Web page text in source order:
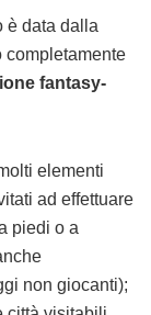
è data dalla
completamente
fantasy-
elementi
ad effettuare
piedi o a
non giocanti);